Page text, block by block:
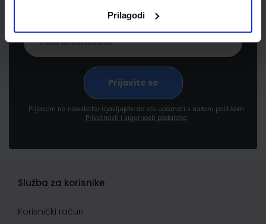
Prilagodi
Prijavom na newsletter izjavljujete da ste upoznati s našom politikom
Privatnosti i sigurnosti podataka
Služba za korisnike
Korisnički račun